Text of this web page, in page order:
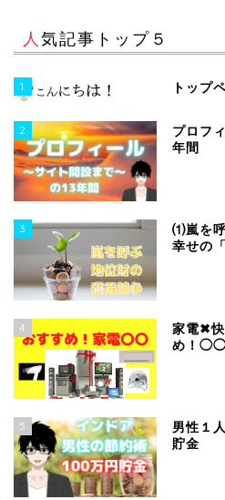
人気記事トップ５
1 トップ
2
プロフ
年間
3
⑴嵐を呼
幸せの
4
家電✖
め！
5
男性１
貯金